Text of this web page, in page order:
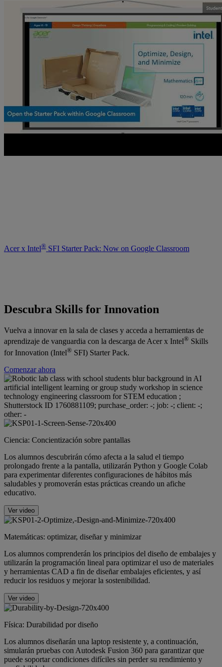
Acer x Intel® SFI Starter Pack: Now on Google Classroom
Descubra Skills for Innovation
Vuelva a innovar en la sala de clases y acceda a herramientas de
aprendizaje de vanguardia con la descarga de Acer x Intel® Skills
for Innovation (Intel® SFI) Starter Pack.
Comenzar ahora
Ciencia: Concientización sobre pantallas
Los alumnos descubrirán cómo afecta a la salud el tiempo
prolongado frente a la pantalla, utilizarán Python y Google Colab
para experimentar diferentes configuraciones de hábitos más
saludables y promoverán estas prácticas creando un afiche
educativo.
Ver video
Matemáticas: optimizar, diseñar y minimizar
Los alumnos comprenderán los principios del diseño de embalajes y
utilizarán la programación lineal para optimizar el uso de materiales
y herramientas CAD a fin de diseñar embalajes eficientes, y así
reducir los residuos y mejorar la sostenibilidad.
Ver video
Física: Durabilidad por diseño
Los alumnos diseñarán una laptop resistente y, a continuación,
simularán pruebas con Autodesk Fusion 360 para garantizar que
puede soportar condiciones difíciles sin perder su rendimiento y